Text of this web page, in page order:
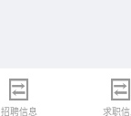
招聘信息 求职